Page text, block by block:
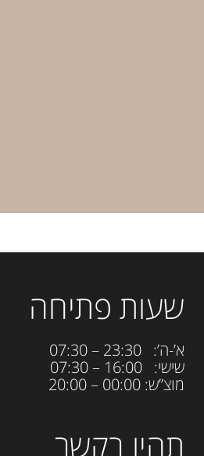
תהיו בקשר
שעות פתיחה
א’-ה’: 23:30 – 07:30
שישי: 16:00 – 07:30
מוצ”ש: 00:00 – 20:00